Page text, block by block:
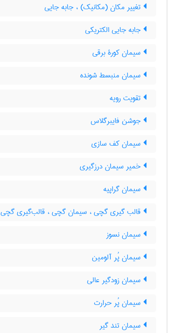
تغییر مکان (مکانیک) ، جابه جایی
جابه جایی الکتریکی
سیمان کورۀ برقی
سیمان منبسط شونده
تقویت رویه
جوشن فایبرگلاس
سیمان کف سازی
خمیر سیمان درزگیری
سیمان گراپیه
قالب گیری گچی ، سیمان گچی ، قالب‌گیری گچی
سیمان نسوز
سیمان پُر آلومین
سیمان زودگیر عالی
سیمان پُر حرارت
سیمان تند گیر